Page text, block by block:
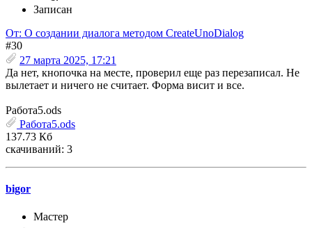
Записан
От: О создании диалога методом CreateUnoDialog
#30
27 марта 2025, 17:21
Да нет, кнопочка на месте, проверил еще раз перезаписал. Не
вылетает и ничего не считает. Форма висит и все.
Работа5.ods
Работа5.ods
137.73 Кб
скачиваний: 3
bigor
Мастер